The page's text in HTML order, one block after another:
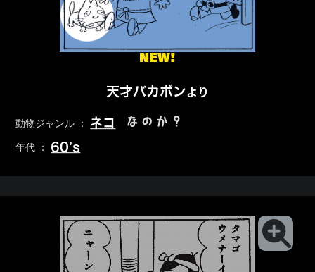
NEW!
天才バカボンより
動物ジャンル ： ネコ なのか？
年代 ： 60’s